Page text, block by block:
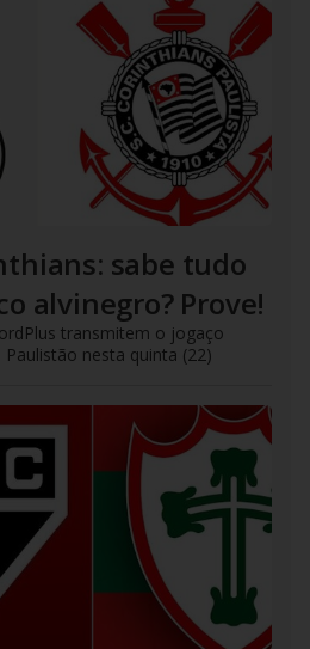
sabe tudo
alvinegro? Prove!
transmitem o jogaço
nesta quinta (22)